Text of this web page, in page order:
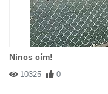
Nincs cím!
10325 0